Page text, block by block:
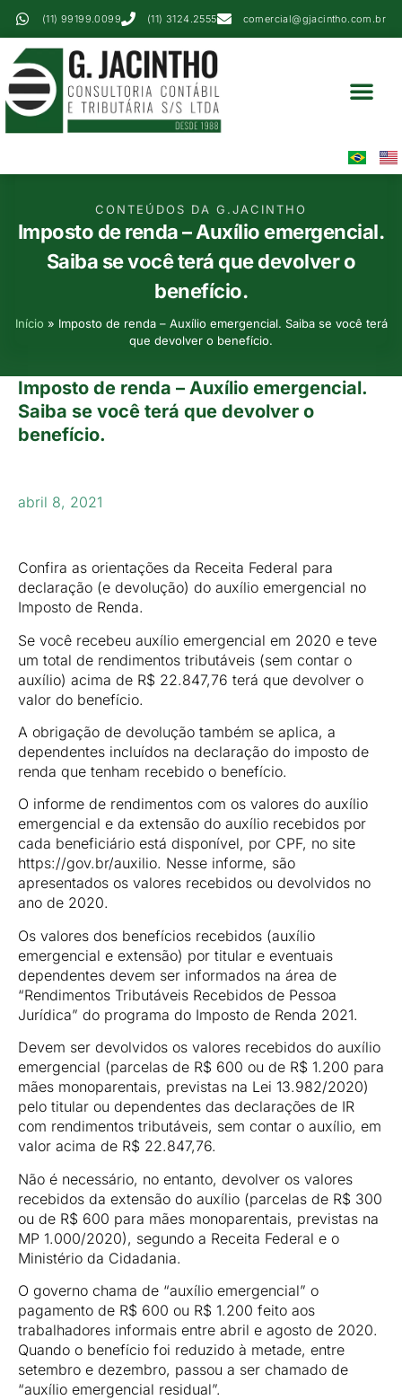
(11) 99199.0099 (11) 3124.2555 comercial@gjacintho.com.br
CONTEÚDOS DA G.JACINTHO
Imposto de renda – Auxílio emergencial.
Saiba se você terá que devolver o
benefício.
Início » Imposto de renda – Auxílio emergencial. Saiba se você terá
que devolver o benefício.
Imposto de renda – Auxílio emergencial.
Saiba se você terá que devolver o
benefício.
abril 8, 2021
Confira as orientações da Receita Federal para
declaração (e devolução) do auxílio emergencial no
Imposto de Renda.
Se você recebeu auxílio emergencial em 2020 e teve
um total de rendimentos tributáveis (sem contar o
auxílio) acima de R$ 22.847,76 terá que devolver o
valor do benefício.
A obrigação de devolução também se aplica, a
dependentes incluídos na declaração do imposto de
renda que tenham recebido o benefício.
O informe de rendimentos com os valores do auxílio
emergencial e da extensão do auxílio recebidos por
cada beneficiário está disponível, por CPF, no site
https://gov.br/auxilio. Nesse informe, são
apresentados os valores recebidos ou devolvidos no
ano de 2020.
Os valores dos benefícios recebidos (auxílio
emergencial e extensão) por titular e eventuais
dependentes devem ser informados na área de
“Rendimentos Tributáveis Recebidos de Pessoa
Jurídica” do programa do Imposto de Renda 2021.
Devem ser devolvidos os valores recebidos do auxílio
emergencial (parcelas de R$ 600 ou de R$ 1.200 para
mães monoparentais, previstas na Lei 13.982/2020)
pelo titular ou dependentes das declarações de IR
com rendimentos tributáveis, sem contar o auxílio, em
valor acima de R$ 22.847,76.
Não é necessário, no entanto, devolver os valores
recebidos da extensão do auxílio (parcelas de R$ 300
ou de R$ 600 para mães monoparentais, previstas na
MP 1.000/2020), segundo a Receita Federal e o
Ministério da Cidadania.
O governo chama de “auxílio emergencial” o
pagamento de R$ 600 ou R$ 1.200 feito aos
trabalhadores informais entre abril e agosto de 2020.
Quando o benefício foi reduzido à metade, entre
setembro e dezembro, passou a ser chamado de
“auxílio emergencial residual”.